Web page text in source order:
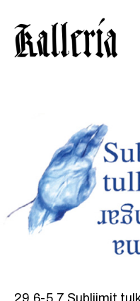
pääsisältöön
alatunnisteeseen
29.6-5.7 Subliimit